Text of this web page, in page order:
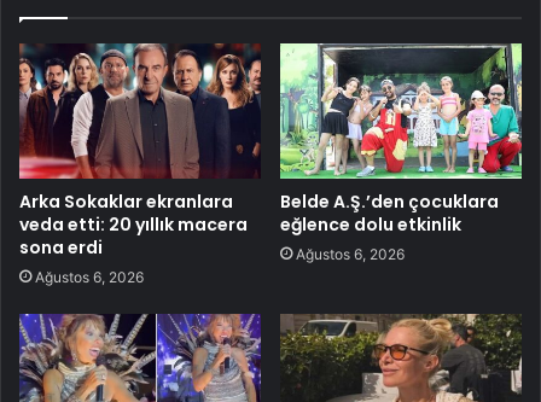
Arka Sokaklar ekranlara
veda etti: 20 yıllık macera
sona erdi
Ağustos 6, 2026
Belde A.Ş.’den çocuklara
eğlence dolu etkinlik
Ağustos 6, 2026